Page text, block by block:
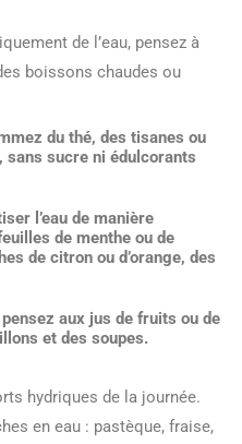
de l’eau, pensez à
boissons chaudes ou
du thé, des tisanes ou
sans sucre ni édulcorants
l’eau de manière
de menthe ou de
de citron ou d’orange, des
aux jus de fruits ou de
et des soupes.
hydriques de la journée.
en eau : pastèque, fraise,